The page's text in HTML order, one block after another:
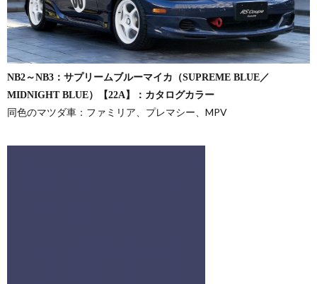
NB2～NB3：サプリームブルーマイカ（SUPREME BLUE／
MIDNIGHT BLUE）【22A】：カタログカラー
同色のマツダ車：ファミリア、プレマシー、MPV